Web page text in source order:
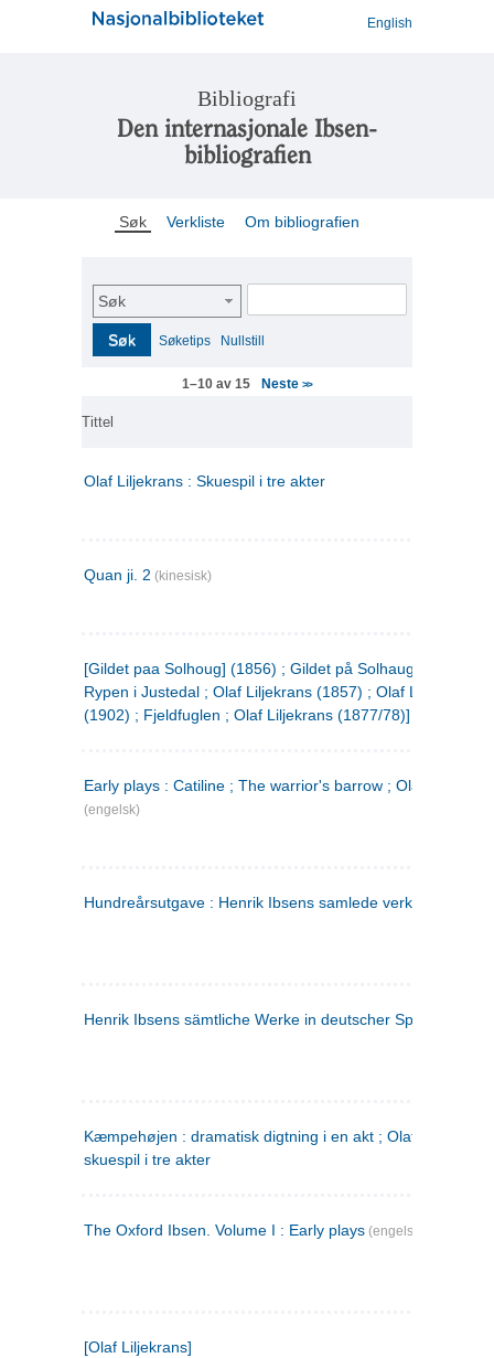
English
Bibliografi
Den internasjonale Ibsen-
bibliografien
Søk Verkliste Om bibliografien
Søk
Søk Søketips Nullstill
1–10 av 15 Neste>>
Tittel
Olaf Liljekrans : Skuespil i tre akter
Quan ji. 2 (kinesisk)
[Gildet paa Solhoug] (1856) ; Gildet på Solhaug (1883) ;
Rypen i Justedal ; Olaf Liljekrans (1857) ; Olaf Liljekrans
(1902) ; Fjeldfuglen ; Olaf Liljekrans (1877/78)]
Early plays : Catiline ; The warrior's barrow ; Olaf Liljekrans
(engelsk)
Hundreårsutgave : Henrik Ibsens samlede verker. 3
Henrik Ibsens sämtliche Werke in deutscher Sprache. 2
Kæmpehøjen : dramatisk digtning i en akt ; Olaf Liljekrans :
skuespil i tre akter
The Oxford Ibsen. Volume I : Early plays (engelsk)
[Olaf Liljekrans]